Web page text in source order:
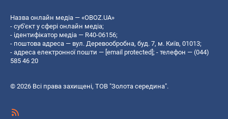
Назва онлайн медіа — «OBOZ.UA»
- суб'єкт у сфері онлайн медіа;
- ідентифікатор медіа — R40-06156;
- поштова адреса — вул. Деревообробна, буд. 7, м. Київ, 01013;
- адреса електронної пошти — [email protected]; - телефон — (044)
585 46 20
© 2026 Всі права захищені, ТОВ "Золота середина".